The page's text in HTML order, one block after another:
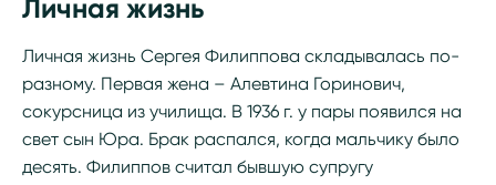
Личная жизнь
Личная жизнь Сергея Филиппова складывалась по-
разному. Первая жена – Алевтина Горинович,
сокурсница из училища. В 1936 г. у пары появился на
свет сын Юра. Брак распался, когда мальчику было
десять. Филиппов считал бывшую супругу